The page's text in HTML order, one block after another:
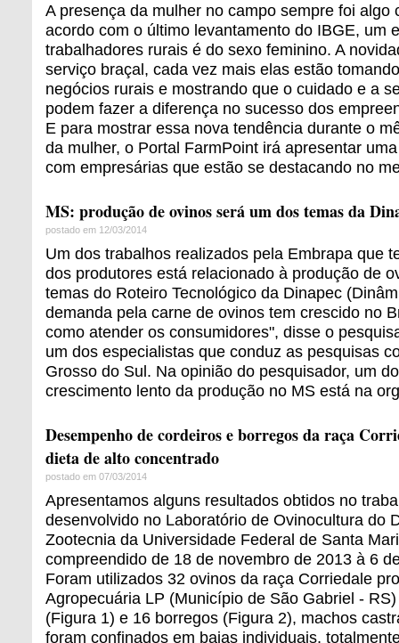
A presença da mulher no campo sempre foi algo
acordo com o último levantamento do IBGE, um
trabalhadores rurais é do sexo feminino. A
serviço braçal, cada vez mais elas estão
negócios rurais e mostrando que o cuidado e a
podem fazer a diferença no sucesso dos
E para mostrar essa nova tendência durante o
da mulher, o Portal FarmPoint irá apresentar
com empresárias que estão se destacando no
MS: produção de ovinos será um dos temas da
postado em 12/03/2014
Um dos trabalhos realizados pela Embrapa que
dos produtores está relacionado à produção de
temas do Roteiro Tecnológico da Dinapec
demanda pela carne de ovinos tem crescido no
como atender os consumidores", disse o
um dos especialistas que conduz as pesquisas
Grosso do Sul. Na opinião do pesquisador, um
crescimento lento da produção no MS está na
Desempenho de cordeiros e borregos da raça
dieta de alto concentrado
postado em 07/03/2014
Apresentamos alguns resultados obtidos no
desenvolvido no Laboratório de Ovinocultura do
Zootecnia da Universidade Federal de Santa
compreendido de 18 de novembro de 2013 à 6
Foram utilizados 32 ovinos da raça Corriedale
Agropecuária LP (Município de São Gabriel -
(Figura 1) e 16 borregos (Figura 2), machos
foram confinados em baias individuais,